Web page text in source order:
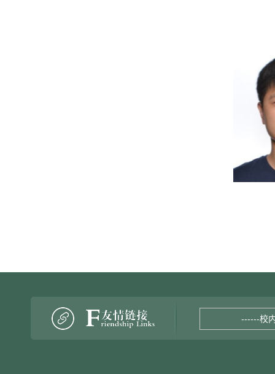
------校